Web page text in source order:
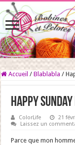
Accueil / Blablabla /
Happy
ColorLife 21
Laissez un
Parce que mon